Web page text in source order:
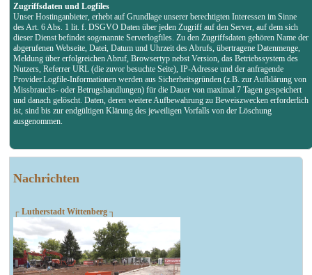
Nachrichten
┌ Lutherstadt Wittenberg ┐
Zugriffsdaten und Logfiles
Unser Hostinganbieter, erhebt auf Grundlage unserer berechtigten Interessen im Sinne
des Art. 6 Abs. 1 lit. f. DSGVO Daten über jeden Zugriff auf den Server, auf dem sich
dieser Dienst befindet sogenannte Serverlogfiles. Zu den Zugriffsdaten gehören Name der
abgerufenen Webseite, Datei, Datum und Uhrzeit des Abrufs, übertragene Datenmenge,
Meldung über erfolgreichen Abruf, Browsertyp nebst Version, das Betriebssystem des
Nutzers, Referrer URL (die zuvor besuchte Seite), IP-Adresse und der anfragende
Provider.Logfile-Informationen werden aus Sicherheitsgründen (z.B. zur Aufklärung von
Missbrauchs- oder Betrugshandlungen) für die Dauer von maximal 7 Tagen gespeichert
und danach gelöscht. Daten, deren weitere Aufbewahrung zu Beweiszwecken erforderlich
ist, sind bis zur endgültigen Klärung des jeweiligen Vorfalls von der Löschung
ausgenommen.